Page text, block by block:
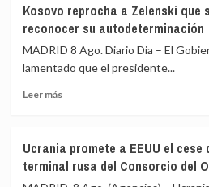
buen
indicio
para
la
región
pero
«hoja
de
ve
«muy
probable»
que
dron
en
su
Kosovo reprocha a Zelenski que
reconocer su autodeterminación
MADRID 8 Ago. Diario Dia – El
lamentado que el presidente...
Leer másLeer
reprocha
a
Zelenski
Ucrania promete a EEUU el
terminal rusa del Consorcio del